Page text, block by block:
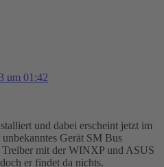
um 01:42
und dabei erscheint jetzt im
Gerät SM Bus
mit der WINXP und ASUS
er findet da nichts.